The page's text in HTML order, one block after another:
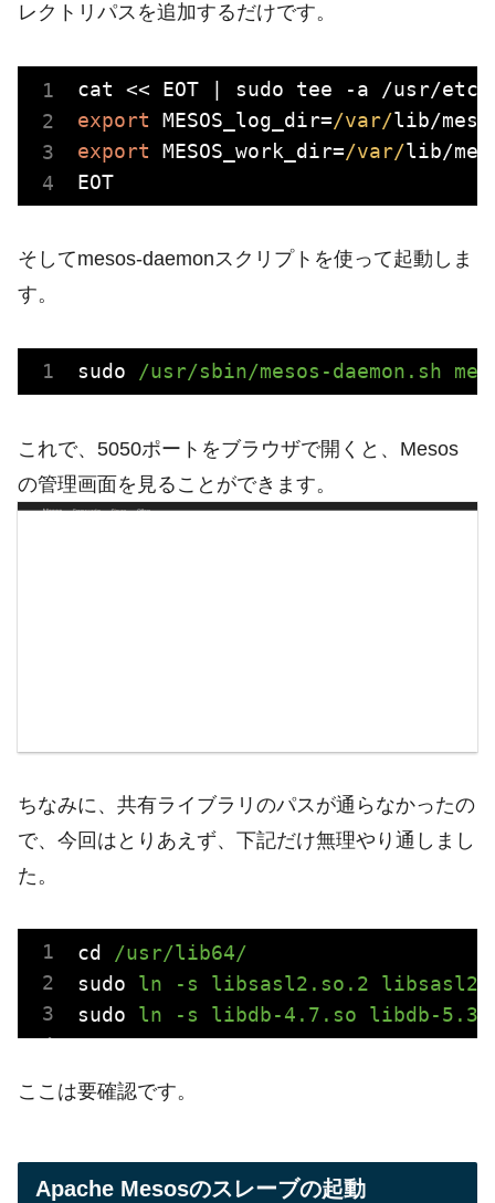
レクトリパスを追加するだけです。
export MESOS_log_dir=/var/
export MESOS_work_dir=/var/lib/
そしてmesos-daemonスクリプトを使って起動しま
す。
sudo /usr/sbin/mesos-daemon.sh
これで、5050ポートをブラウザで開くと、Mesos
の管理画面を見ることができます。
ちなみに、共有ライブラリのパスが通らなかったの
で、今回はとりあえず、下記だけ無理やり通しまし
た。
cd
/usr/lib64/
sudo
ln -s libsasl2.so.2
sudo
ln -s libdb-4.7.so libdb-
ここは要確認です。
Apache Mesosのスレーブの起動